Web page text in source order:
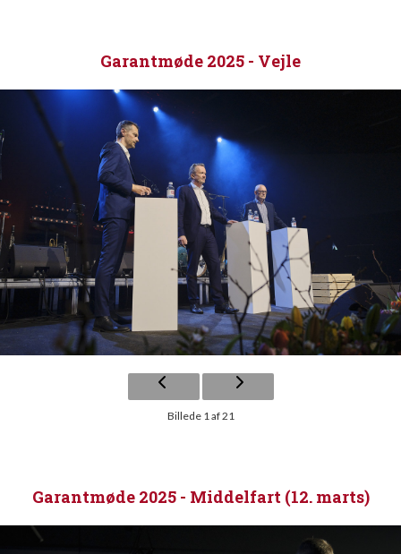
Garantmøde 2025 - Vejle
Billede 1 af 21
Garantmøde 2025 - Middelfart (12. marts)